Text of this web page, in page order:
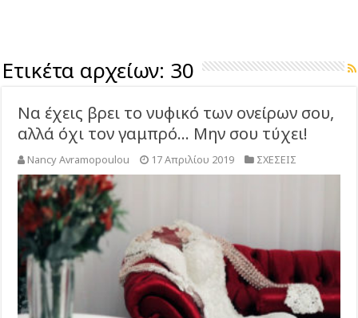
Ετικέτα αρχείων: 30
Να έχεις βρει το νυφικό των ονείρων σου,
αλλά όχι τον γαμπρό… Μην σου τύχει!
Nancy Avramopoulou 17 Απριλίου 2019 ΣΧΕΣΕΙΣ